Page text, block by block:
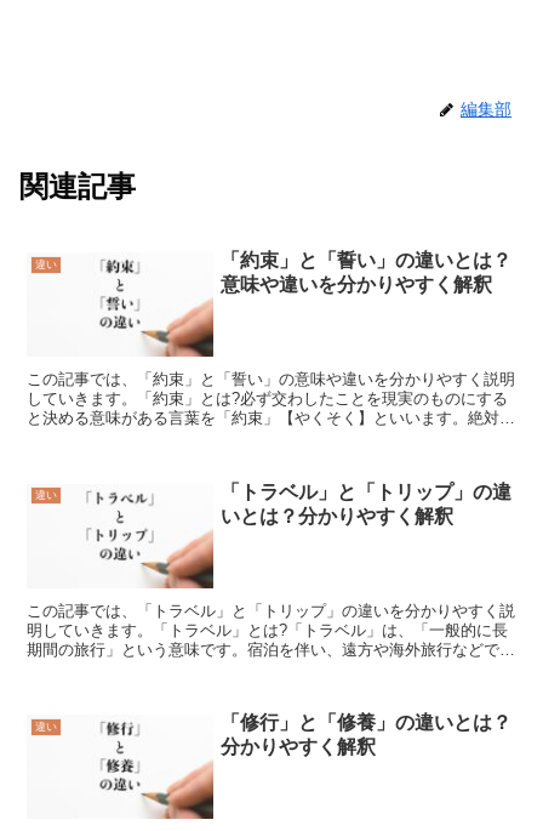
編集部
関連記事
違い
「約束」と「誓い」の違いとは？
意味や違いを分かりやすく解釈
この記事では、「約束」と「誓い」の意味や違いを分かりやすく説明
していきます。「約束」とは?必ず交わしたことを現実のものにする
と決める意味がある言葉を「約束」【やくそく】といいます。絶対に
違い
「トラベル」と「トリップ」の違
いとは？分かりやすく解釈
この記事では、「トラベル」と「トリップ」の違いを分かりやすく説
明していきます。「トラベル」とは?「トラベル」は、「一般的に長
期間の旅行」という意味です。宿泊を伴い、遠方や海外旅行などで数
違い
「修行」と「修養」の違いとは？
分かりやすく解釈